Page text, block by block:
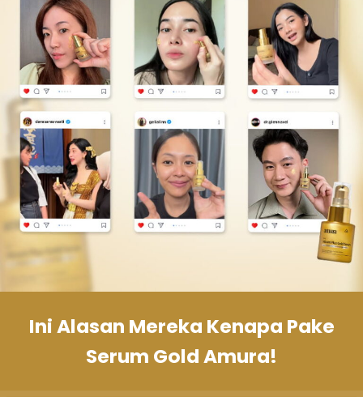
Ini Alasan Mereka Kenapa Pake
Serum Gold Amura!